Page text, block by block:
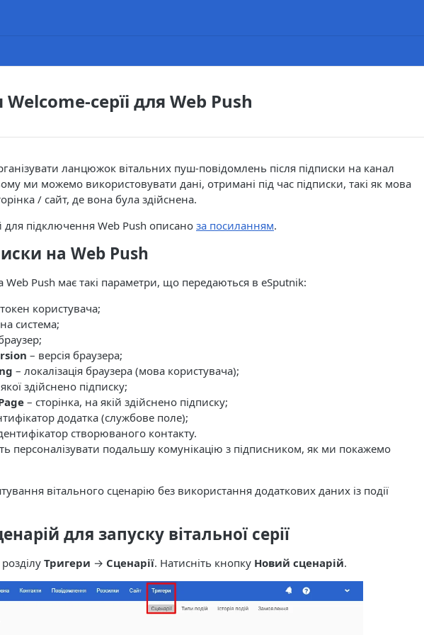
серїі для Web Push
ланцюжок вітальних пуш-повідомлень після підписки на канал
ми можемо використовувати дані, отримані під час підписки, такі як мова
/ сайт, де вона була здійснена.
для підключення Web Push описано за посиланням.
на Web Push
Web Push має такі параметри, що передаються в eSputnik:
користувача;
система;
– версія браузера;
– локалізація браузера (мова користувача);
здійснено підписку;
– сторінка, на якій здійснено підписку;
додатка (службове поле);
створюваного контакту.
персоналізувати подальшу комунікацію з підписником, як ми покажемо
вітального сценарію без використання додаткових даних із події
для запуску вітальної серії
Тригери → Сценарії. Натисніть кнопку Новий сценарій.